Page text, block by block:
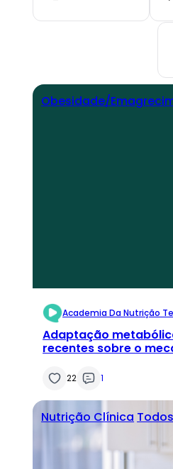
Obesidade/
Academia Da Nutrição
Adaptação
recentes sobre o
22 1
Nutrição Clínica Todos